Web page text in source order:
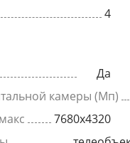
4
Да
камеры (Мп)
7680x4320